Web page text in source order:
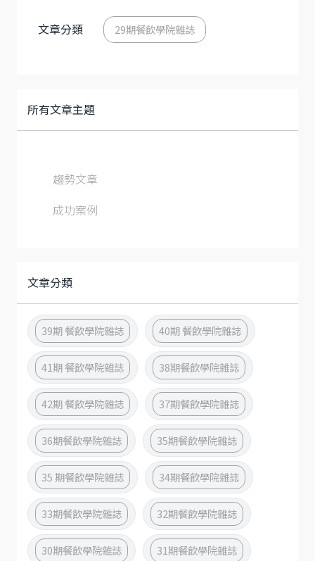
文章分類 29期餐飲學院雜誌
所有文章主題
趨勢文章
成功案例
文章分類
39期 餐飲學院雜誌 40期 餐飲學院雜誌
41期 餐飲學院雜誌 38期餐飲學院雜誌
42期 餐飲學院雜誌 37期餐飲學院雜誌
36期餐飲學院雜誌 35期餐飲學院雜誌
35 期餐飲學院雜誌 34期餐飲學院雜誌
33期餐飲學院雜誌 32期餐飲學院雜誌
30期餐飲學院雜誌 31期餐飲學院雜誌